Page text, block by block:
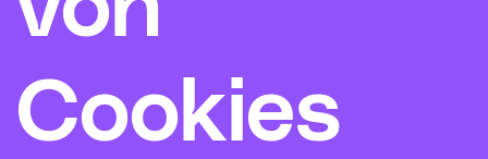
Cookies